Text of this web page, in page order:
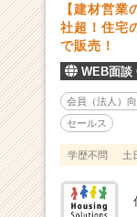
【建材営
社超！住宅
で販売！
WEB面談
会員（法人）
セールス
学歴不問 土